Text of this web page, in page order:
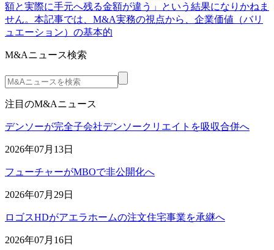
額と実際に手元へ残る金額が違う」という結果になりかねま
せん。本記事では、M&A実務の視点から、企業価値（バリ
ュエーション）の基本的
M&Aニュース検索
注目のM&Aニュース
デンソーが完全子会社デンソークリエイトを吸収合併へ
2026年07月13日
フューチャーがMBOで非公開化へ
2026年07月29日
ロゴスHDがアエラホームの注文住宅事業を承継へ
2026年07月16日